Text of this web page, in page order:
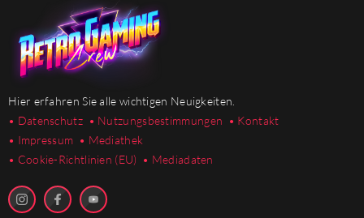
Hier erfahren Sie alle wichtigen Neuigkeiten.
• Datenschutz • Nutzungsbestimmungen • Kontakt
• Impressum • Mediathek
• Cookie-Richtlinien (EU) • Mediadaten